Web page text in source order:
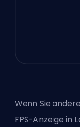
Wenn Sie
FPS-Anzeige in